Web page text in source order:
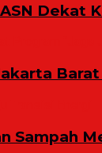
Sampah